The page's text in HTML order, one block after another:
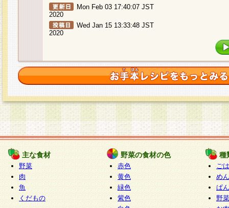
Mon Feb 03 17:40:07 JST
2020
Wed Jan 15 13:33:48 JST
2020
主な食材
野菜
肉
魚
くだもの
野菜の食材の色
赤色
黄色
緑色
紫色
種
ご
めん
ぱん
野